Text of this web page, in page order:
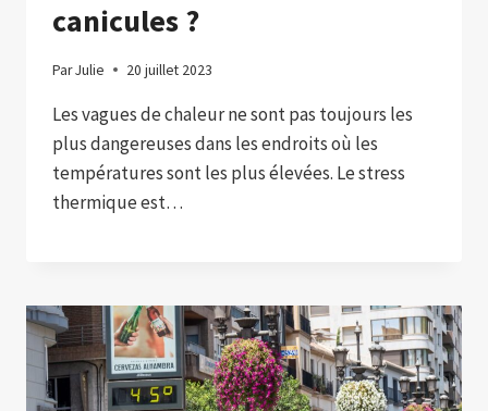
canicules ?
ParJulie 20 juillet 2023
Les vagues de chaleur ne sont pas toujours les
plus dangereuses dans les endroits où les
températures sont les plus élevées. Le stress
thermique est…